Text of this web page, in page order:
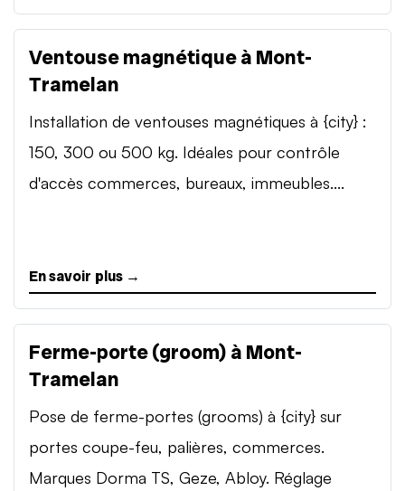
Ventouse magnétique à Mont-
Tramelan
Installation de ventouses magnétiques à {city} :
150, 300 ou 500 kg. Idéales pour contrôle
d'accès commerces, bureaux, immeubles....
En savoir plus →
Ferme-porte (groom) à Mont-
Tramelan
Pose de ferme-portes (grooms) à {city} sur
portes coupe-feu, palières, commerces.
Marques Dorma TS, Geze, Abloy. Réglage